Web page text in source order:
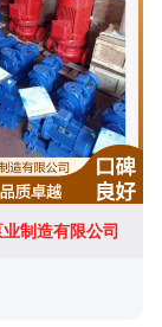
制造有限公司